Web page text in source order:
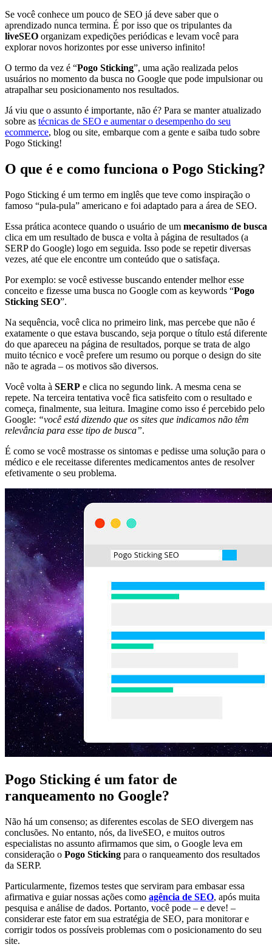
Se você conhece um pouco de SEO já deve saber que o
aprendizado nunca termina. É por isso que os tripulantes da
liveSEO organizam expedições periódicas e levam você para
explorar novos horizontes por esse universo infinito!
O termo da vez é “Pogo Sticking”, uma ação realizada pelos
usuários no momento da busca no Google que pode impulsionar ou
atrapalhar seu posicionamento nos resultados.
Já viu que o assunto é importante, não é? Para se manter atualizado
sobre as técnicas de SEO e aumentar o desempenho do seu
ecommerce, blog ou site, embarque com a gente e saiba tudo sobre
Pogo Sticking!
O que é e como funciona o Pogo Sticking?
Pogo Sticking é um termo em inglês que teve como inspiração o
famoso “pula-pula” americano e foi adaptado para a área de SEO.
Essa prática acontece quando o usuário de um mecanismo de busca
clica em um resultado de busca e volta à página de resultados (a
SERP do Google) logo em seguida. Isso pode se repetir diversas
vezes, até que ele encontre um conteúdo que o satisfaça.
Por exemplo: se você estivesse buscando entender melhor esse
conceito e fizesse uma busca no Google com as keywords “Pogo
Sticking SEO”.
Na sequência, você clica no primeiro link, mas percebe que não é
exatamente o que estava buscando, seja porque o título está diferente
do que apareceu na página de resultados, porque se trata de algo
muito técnico e você prefere um resumo ou porque o design do site
não te agrada – os motivos são diversos.
Você volta à SERP e clica no segundo link. A mesma cena se
repete. Na terceira tentativa você fica satisfeito com o resultado e
começa, finalmente, sua leitura. Imagine como isso é percebido pelo
Google: “você está dizendo que os sites que indicamos não têm
relevância para esse tipo de busca”.
É como se você mostrasse os sintomas e pedisse uma solução para o
médico e ele receitasse diferentes medicamentos antes de resolver
efetivamente o seu problema.
Pogo Sticking é um fator de
ranqueamento no Google?
Não há um consenso; as diferentes escolas de SEO divergem nas
conclusões. No entanto, nós, da liveSEO, e muitos outros
especialistas no assunto afirmamos que sim, o Google leva em
consideração o Pogo Sticking para o ranqueamento dos resultados
da SERP.
Particularmente, fizemos testes que serviram para embasar essa
afirmativa e guiar nossas ações como agência de SEO, após muita
pesquisa e análise de dados. Portanto, você pode – e deve! –
considerar este fator em sua estratégia de SEO, para monitorar e
corrigir todos os possíveis problemas com o posicionamento do seu
site.